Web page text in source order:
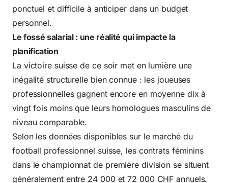
ponctuel et difficile à anticiper dans un budget
personnel.
Le fossé salarial : une réalité qui impacte la
planification
La victoire suisse de ce soir met en lumière une
inégalité structurelle bien connue : les joueuses
professionnelles gagnent encore en moyenne dix à
vingt fois moins que leurs homologues masculins de
niveau comparable.
Selon les données disponibles sur le marché du
football professionnel suisse, les contrats féminins
dans le championnat de première division se situent
généralement entre 24 000 et 72 000 CHF annuels.